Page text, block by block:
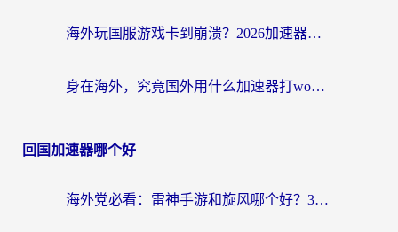
海外玩国服游戏卡到崩溃？2026加速器免费推荐+实用指南（亲测有效）
身在海外，究竟国外用什么加速器打wow好？
回国加速器哪个好
海外党必看：雷神手游和旋风哪个好？3分钟选对回国加速器，无缝刷国内剧玩游戏